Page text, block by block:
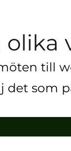
till
som